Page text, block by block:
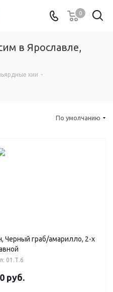
0
в Ярославле,
кии -
По умолчанию
Черный граб/амарилло, 2-х
01.Т.6
руб.